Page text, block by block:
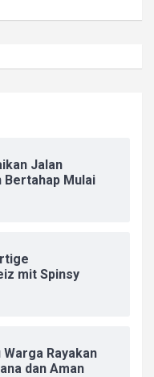
Jalan
Bertahap Mulai
mit Spinsy
Rayakan
dan Aman